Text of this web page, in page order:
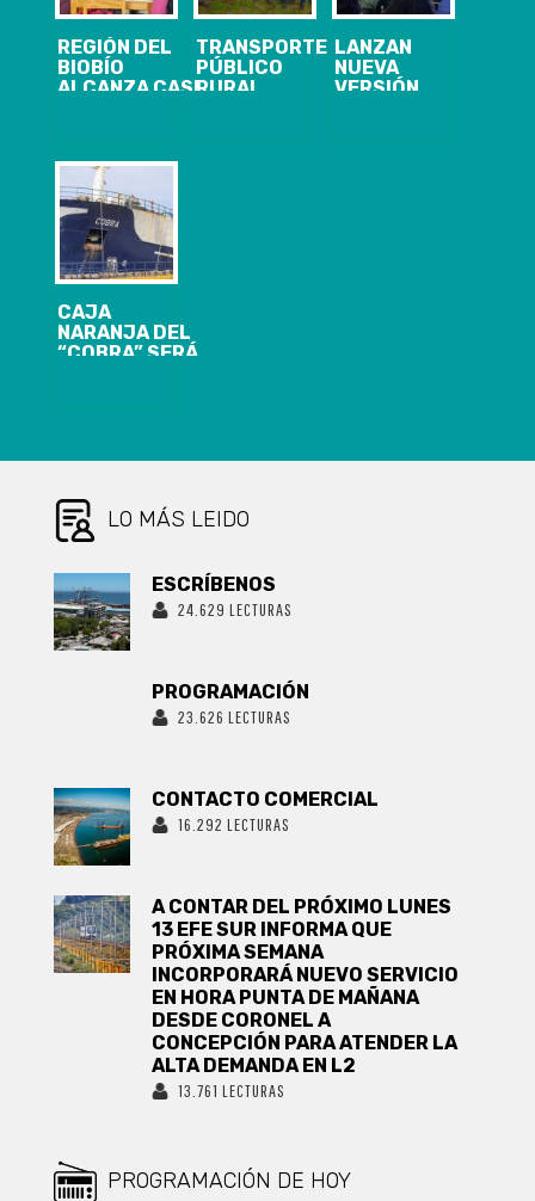
REGIÓN DEL
BIOBÍO
ALCANZA CASI
INFLUENZA
TRANSPORTE
PÚBLICO
RURAL
LANZAN
NUEVA
VERSIÓN
CAJA
NARANJA DEL
“COBRA” SERÁ
LO MÁS LEIDO
ESCRÍBENOS
24.629 LECTURAS
PROGRAMACIÓN
23.626 LECTURAS
CONTACTO COMERCIAL
16.292 LECTURAS
A CONTAR DEL PRÓXIMO LUNES
13 EFE SUR INFORMA QUE
PRÓXIMA SEMANA
INCORPORARÁ NUEVO SERVICIO
EN HORA PUNTA DE MAÑANA
DESDE CORONEL A
CONCEPCIÓN PARA ATENDER LA
ALTA DEMANDA EN L2
13.761 LECTURAS
PROGRAMACIÓN DE HOY